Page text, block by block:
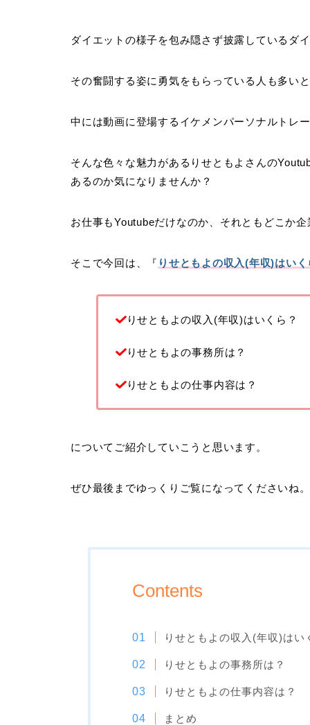
ダイエットの様子を包み隠さず披露しているダ
その奮闘する姿に勇気をもらっている人も多い
中には動画に登場するイケメンパーソナルトレ
そんな色々な魅力があるりせともよさんの
あるのか気になりませんか？
お仕事もYoutubeだけなのか、それともどこか
そこで今回は、『 りせともよの収入(年収)はい
りせともよの収入(年収)はいくら？
りせともよの事務所は？
りせともよの仕事内容は？
についてご紹介していこうと思います。
ぜひ最後までゆっくりご覧になってくださいね。
Contents
りせともよの収入(年収)はい
りせともよの事務所は？
りせともよの仕事内容は？
まとめ